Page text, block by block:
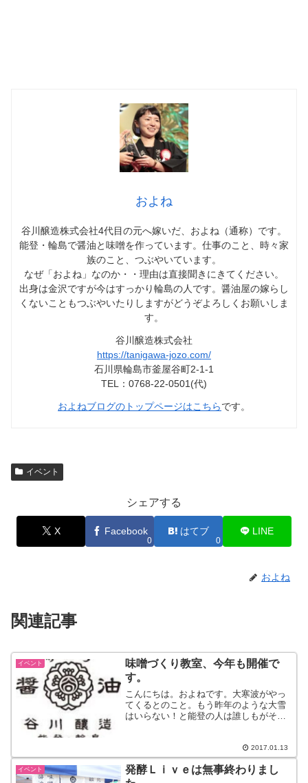
およね
谷川醸造株式会社4代目の元へ嫁いだ、およね（通称）です。
能登・輪島で醤油と味噌を作っています。仕事のこと、時々家
族のこと、つぶやいています。
なぜ「およね」なのか・・理由は直接聞きにきてください。
出身は金沢ですが今はすっかり輪島の人です。醤油屋の嫁らし
くないこともつぶやいたりしますがどうぞよろしくお願いしま
す。
谷川醸造株式会社
https://tanigawa-jozo.com/
石川県輪島市釜屋谷町2-1-1
TEL：0768-22-0501(代)
およねブログのトップページはこちらです。
イベント
シェアする
X Facebook
0
はてブ
0
LINE
およね
関連記事
イベント
味噌づくり教室、今年も開催で
す。
こんにちは。およねです。大寒波がやっ
てくるとのこと。もう昨年のような大雪
はいらない！と能登の人は誰しもがそう
大切です。（どっち！？）ということ
で、今年も野々市の【ＨＵＭ...
2017.01.13
イベント
発酵Ｌｉｖｅは無事終わりまし